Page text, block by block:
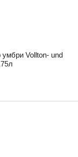
умбри Vollton- und